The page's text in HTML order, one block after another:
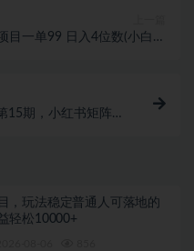
目一单99 日入4位数(小白首
15期，小红书矩阵
，玩法稳定普通人可落地的
轻松10000+